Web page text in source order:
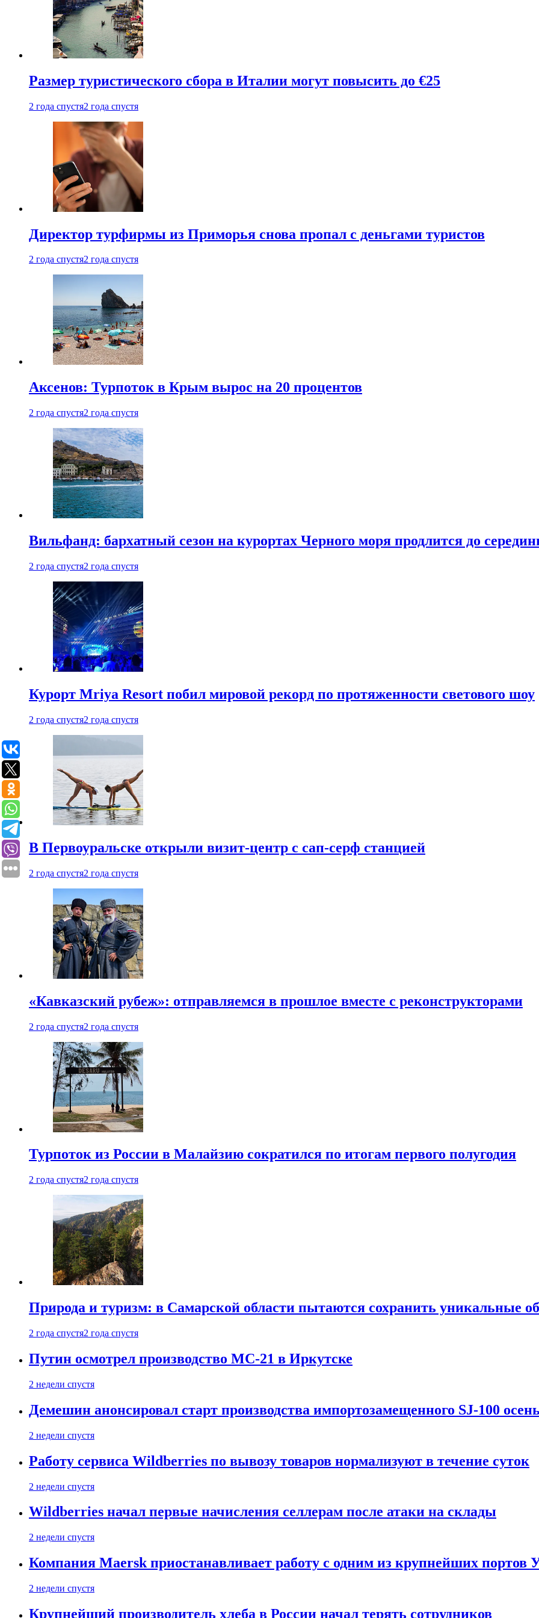
Размер туристического сбора в Италии могут повысить до €25
2 года спустя2 года спустя
Директор турфирмы из Приморья снова пропал с деньгами туристов
2 года спустя2 года спустя
Аксенов: Турпоток в Крым вырос на 20 процентов
2 года спустя2 года спустя
Вильфанд: бархатный сезон на курортах Черного моря продлится до
2 года спустя2 года спустя
Курорт Mriya Resort побил мировой рекорд по протяженности светового шоу
2 года спустя2 года спустя
В Первоуральске открыли визит-центр с сап-серф станцией
2 года спустя2 года спустя
«Кавказский рубеж»: отправляемся в прошлое вместе с реконструкторами
2 года спустя2 года спустя
Турпоток из России в Малайзию сократился по итогам первого полугодия
2 года спустя2 года спустя
Природа и туризм: в Самарской области пытаются сохранить уникальные
2 года спустя2 года спустя
Путин осмотрел производство МС-21 в Иркутске
2 недели спустя
Демешин анонсировал старт производства импортозамещенного SJ-100
2 недели спустя
Работу сервиса Wildberries по вывозу товаров нормализуют в течение суток
2 недели спустя
Wildberries начал первые начисления селлерам после атаки на склады
2 недели спустя
Компания Maersk приостанавливает работу с одним из крупнейших портов
2 недели спустя
Крупнейший производитель хлеба в России начал терять сотрудников